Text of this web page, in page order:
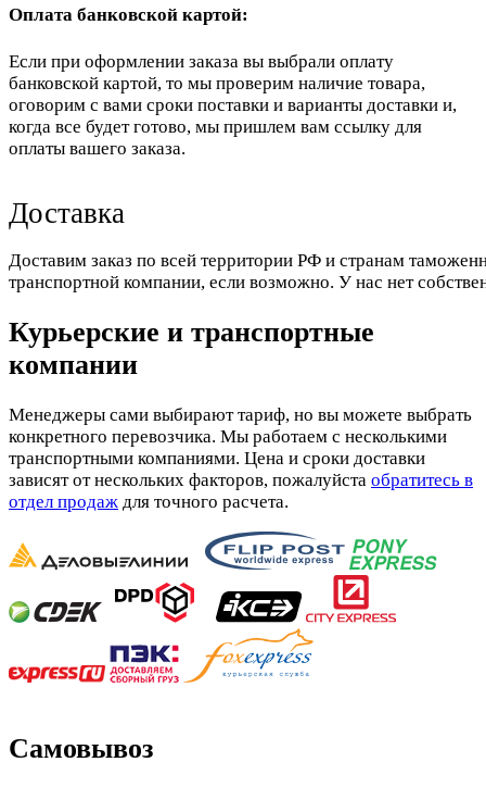
Оплата банковской картой:
Если при оформлении заказа вы выбрали оплату
банковской картой, то мы проверим наличие товара,
оговорим с вами сроки поставки и варианты доставки и,
когда все будет готово, мы пришлем вам ссылку для
оплаты вашего заказа.
Доставка
Доставим заказ по всей территории РФ и странам
транспортной компании, если возможно. У нас нет
Курьерские и транспортные
компании
Менеджеры сами выбирают тариф, но вы можете выбрать
конкретного перевозчика. Мы работаем с несколькими
транспортными компаниями. Цена и сроки доставки
зависят от нескольких факторов, пожалуйста обратитесь в
отдел продаж для точного расчета.
Самовывоз